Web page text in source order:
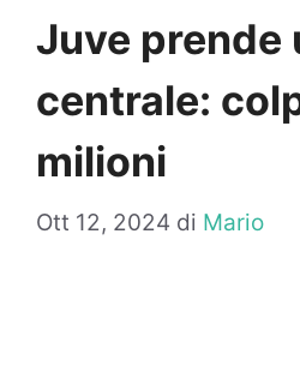
Juve prende
centrale:
milioni
Ott 12, 2024 di Mario